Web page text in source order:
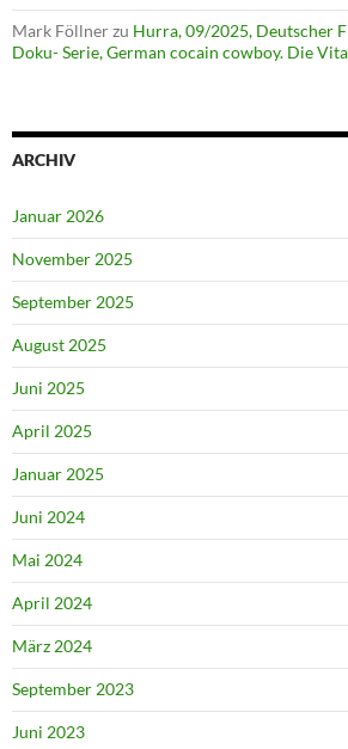
Mark Föllnerzu Hurra, 09/2025, Deutscher
Doku- Serie, German cocain cowboy. Die
ARCHIV
Januar 2026
November 2025
September 2025
August 2025
Juni 2025
April 2025
Januar 2025
Juni 2024
Mai 2024
April 2024
März 2024
September 2023
Juni 2023